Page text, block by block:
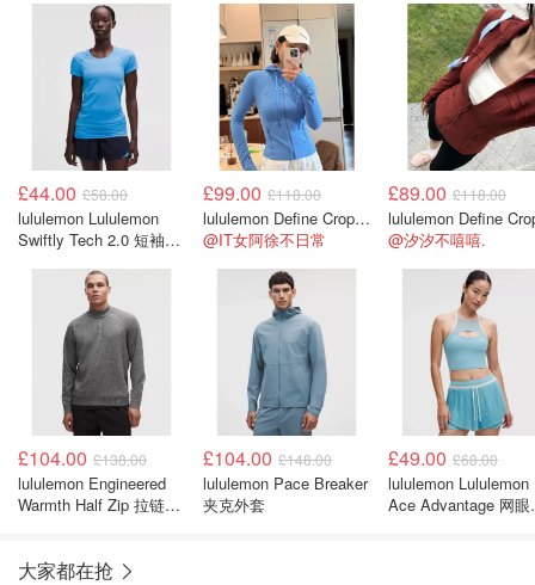
£44.00 £58.00
lululemon Lululemon
Swiftly Tech 2.0 短袖运
£99.00 £118.00
lululemon Define Cropped Nulu短款外套
@IT女阿徐不日常
£89.00 £118.00
@汐汐不嘻嘻.
£104.00 £138.00
lululemon Engineered
Warmth Half Zip 拉链上
£104.00 £148.00
lululemon Pace Breaker
夹克外套
£49.00 £68.00
lululemon Lululemon
Ace Advantage 网眼
大家都在抢